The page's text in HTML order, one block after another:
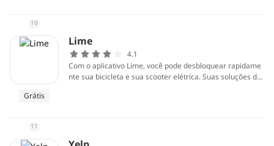
10
Grátis
Lime
4.1
Com o aplicativo Lime, você pode desbloquear rapidame
nte sua bicicleta e sua scooter elétrica. Suas soluções de
11